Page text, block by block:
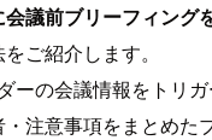
議前ブリーフィング
ご紹介します。
ーの会議情報をトリ
注意事項をまとめた